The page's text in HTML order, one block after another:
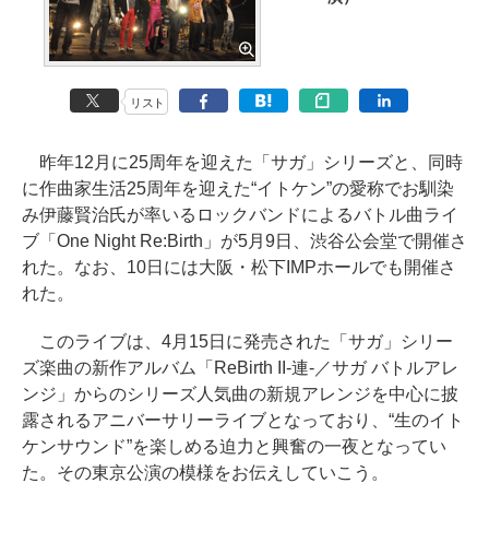
リスト
昨年12月に25周年を迎えた「サガ」シリーズと、同時
に作曲家生活25周年を迎えた“イトケン”の愛称でお馴染
み伊藤賢治氏が率いるロックバンドによるバトル曲ライ
ブ「One Night Re:Birth」が5月9日、渋谷公会堂で開催さ
れた。なお、10日には大阪・松下IMPホールでも開催さ
れた。
このライブは、4月15日に発売された「サガ」シリー
ズ楽曲の新作アルバム「ReBirth II-連-／サガ バトルアレ
ンジ」からのシリーズ人気曲の新規アレンジを中心に披
露されるアニバーサリーライブとなっており、“生のイト
ケンサウンド”を楽しめる迫力と興奮の一夜となってい
た。その東京公演の模様をお伝えしていこう。